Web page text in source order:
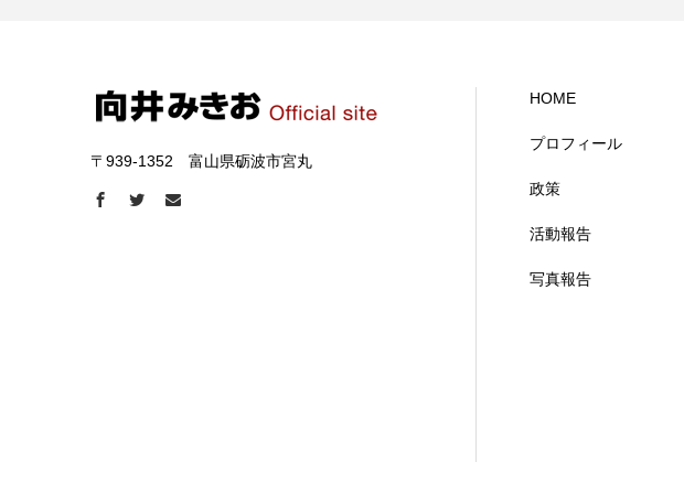
〒939-1352 富山県砺波市宮丸
HOME
プロフィール
政策
活動報告
写真報告